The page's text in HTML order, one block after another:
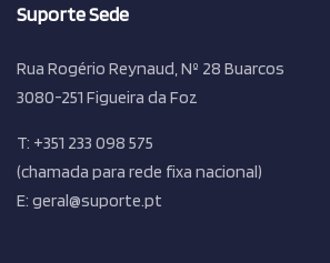
Suporte Sede
Rua Rogério Reynaud, Nº 28 Buarcos
3080-251 Figueira da Foz
T: +351 233 098 575
(chamada para rede fixa nacional)
E: geral@suporte.pt